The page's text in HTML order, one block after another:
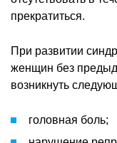
прекратиться.
При развитии
женщин без
возникнуть
головная боль;